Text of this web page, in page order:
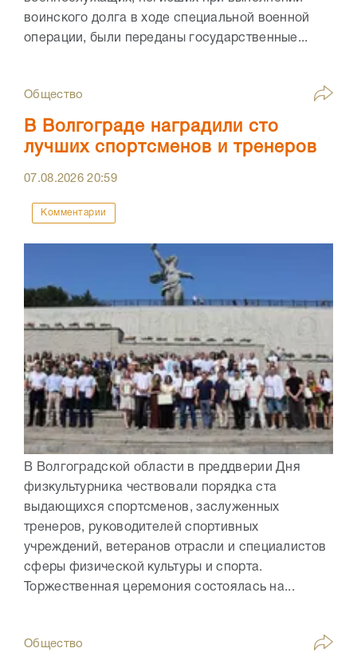
воинского долга в ходе специальной военной
операции, были переданы государственные...
Общество
В Волгограде наградили сто
лучших спортсменов и тренеров
07.08.202620:59
Комментарии
В Волгоградской области в преддверии Дня
физкультурника чествовали порядка ста
выдающихся спортсменов, заслуженных
тренеров, руководителей спортивных
учреждений, ветеранов отрасли и специалистов
сферы физической культуры и спорта.
Торжественная церемония состоялась на...
Общество